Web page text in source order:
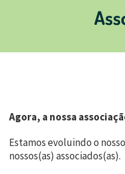
Agora, a nossa
Estamos evoluindo o
nossos(as) associados(as).